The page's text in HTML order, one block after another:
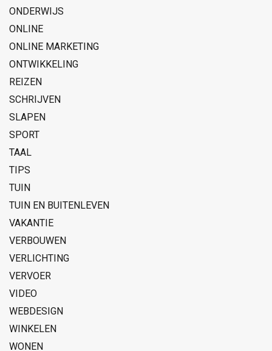
ONDERWIJS
ONLINE
ONLINE MARKETING
ONTWIKKELING
REIZEN
SCHRIJVEN
SLAPEN
SPORT
TAAL
TIPS
TUIN
TUIN EN BUITENLEVEN
VAKANTIE
VERBOUWEN
VERLICHTING
VERVOER
VIDEO
WEBDESIGN
WINKELEN
WONEN